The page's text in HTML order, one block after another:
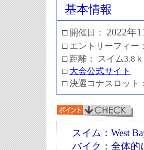
基本情報
□ 開催日： 2022年
□ エントリーフィー：
□ 距離： スイム3.8
□ 大会公式サイト
□ 決選コナスロット
スイム： West
バイク ： 全体的